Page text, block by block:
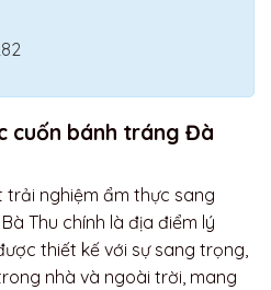
cuốn bánh tráng Đà
trải nghiệm ẩm thực sang
Thu chính là địa điểm lý
thiết kế với sự sang trọng,
nhà và ngoài trời, mang